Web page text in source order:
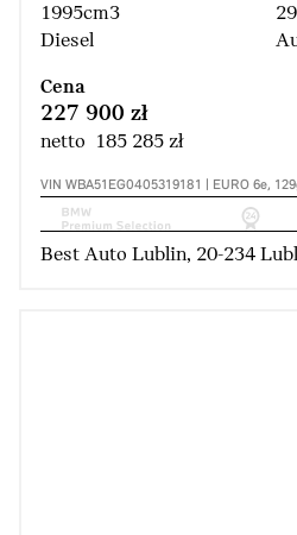
1995cm3
Diesel
Cena
227 900 zł
netto 185 285 zł
VIN WBA51EG0405319181 | EURO 6e,
Best Auto Lublin, 20-234